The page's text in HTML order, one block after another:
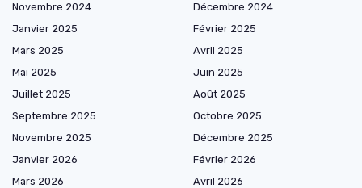
Novembre 2024
Décembre 2024
Janvier 2025
Février 2025
Mars 2025
Avril 2025
Mai 2025
Juin 2025
Juillet 2025
Août 2025
Septembre 2025
Octobre 2025
Novembre 2025
Décembre 2025
Janvier 2026
Février 2026
Mars 2026
Avril 2026